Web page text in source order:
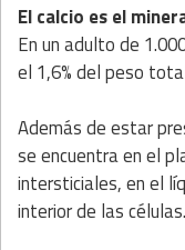
El calcio es el
En un adulto de
el 1,6% del peso
Además de estar
se encuentra en el
intersticiales, en el
interior de las células.